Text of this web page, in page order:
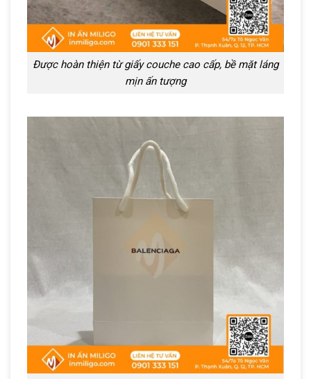
Được hoàn thiện từ giấy couche cao cấp, bề mặt láng
mịn ấn tượng